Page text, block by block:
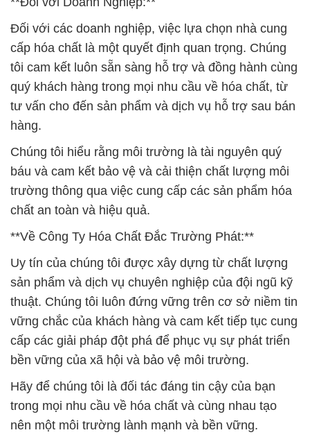
Đối với các doanh nghiệp, việc lựa chọn nhà cung
cấp hóa chất là một quyết định quan trọng. Chúng
tôi cam kết luôn sẵn sàng hỗ trợ và đồng hành cùng
quý khách hàng trong mọi nhu cầu về hóa chất, từ
tư vấn cho đến sản phẩm và dịch vụ hỗ trợ sau bán
hàng.
Chúng tôi hiểu rằng môi trường là tài nguyên quý
báu và cam kết bảo vệ và cải thiện chất lượng môi
trường thông qua việc cung cấp các sản phẩm hóa
chất an toàn và hiệu quả.
**Về Công Ty Hóa Chất Đắc Trường Phát:**
Uy tín của chúng tôi được xây dựng từ chất lượng
sản phẩm và dịch vụ chuyên nghiệp của đội ngũ kỹ
thuật. Chúng tôi luôn đứng vững trên cơ sở niềm tin
vững chắc của khách hàng và cam kết tiếp tục cung
cấp các giải pháp đột phá để phục vụ sự phát triển
bền vững của xã hội và bảo vệ môi trường.
Hãy để chúng tôi là đối tác đáng tin cậy của bạn
trong mọi nhu cầu về hóa chất và cùng nhau tạo
nên một môi trường lành mạnh và bền vững.